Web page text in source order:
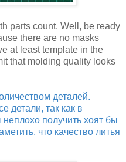
parts count. Well, be ready
there are no masks
at least template in the
that molding quality looks
деталей.
детали, так как в
получить хоят бы
что качество литья